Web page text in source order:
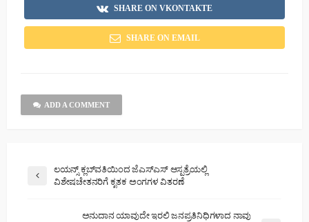
SHARE ON VKONTAKTE
SHARE ON EMAIL
ADD A COMMENT
ಲಯನ್ಸ್ ಕ್ಲಬ್‌ವತಿಯಿಂದ ಜೆಎಸ್‌ಎಸ್ ಆಸ್ಪತ್ರೆಯಲ್ಲಿ
ವಿಶೇಷಚೇತನರಿಗೆ ಕೃತಕ ಅಂಗಗಳ ವಿತರಣೆ
ಅನುದಾನ ಯಾವುದೇ ಇರಲಿ ಜನಪ್ರತಿನಿಧಿಗಳಾದ ನಾವು